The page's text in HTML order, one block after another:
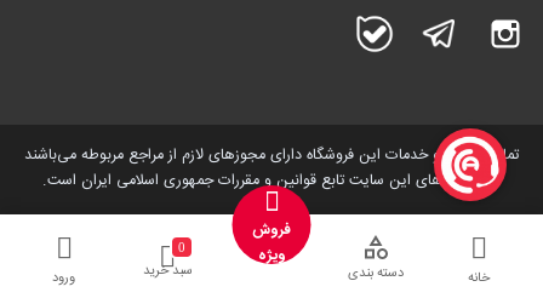
اینستاگرام تلگرام
تمامی کالاها و خدمات این فروشگاه دارای مجوز‌های لازم از مراجع مربوطه می‌باشند
و فعالیت های این سایت تابع قوانین و مقررات جمهوری اسلامی ایران است.
خانه دسته بندی
فروش
ویژه
0
سبد خرید ورود